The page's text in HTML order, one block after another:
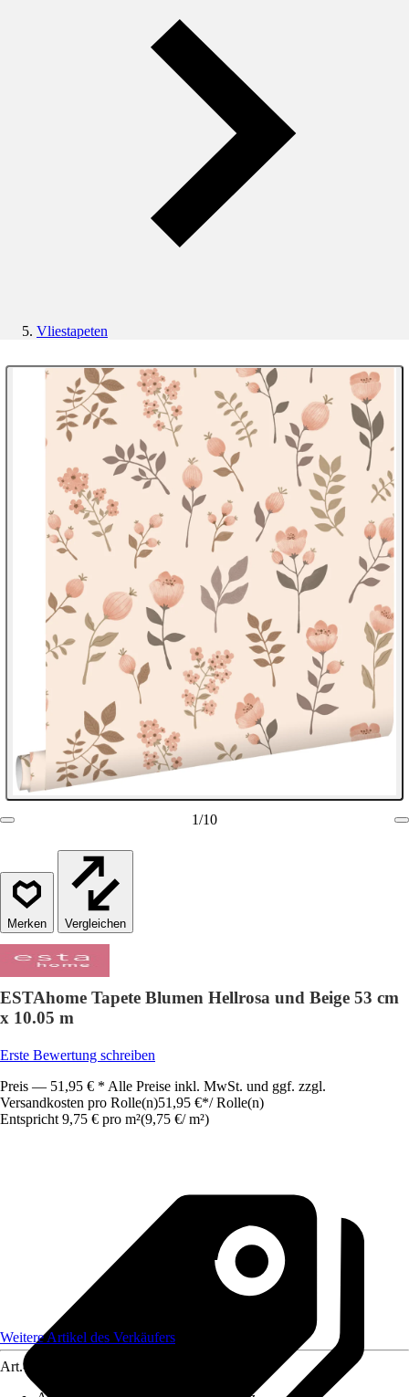
Vliestapeten
1/10
Vergleichen
ESTAhome Tapete Blumen Hellrosa und Beige 53 cm
x 10.05 m
Erste Bewertung schreiben
Preis — 51,95 € * Alle Preise inkl. MwSt. und ggf. zzgl.
Versandkosten pro Rolle(n)51,95 €*/ Rolle(n)
Entspricht 9,75 € pro m²(9,75 €/ m²)
Weitere Artikel des Verkäufers
Art.-Nr.